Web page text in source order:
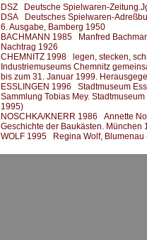
DSZ Deutsche Spielwaren-
DSA Deutsches Spielwaren-
6. Ausgabe, Bamberg 1950
BACHMANN 1985 Manfred
Nachtrag 1926
CHEMNITZ 1998 legen, stecken,
Industriemuseums Chemnitz
bis zum 31. Januar 1999.
ESSLINGEN 1996 Stadtmuseum
Sammlung Tobias Mey.
1995)
NOSCHKA/KNERR 1986 Annette
Geschichte der Baukästen. München
WOLF 1995 Regina Wolf, Blumenau